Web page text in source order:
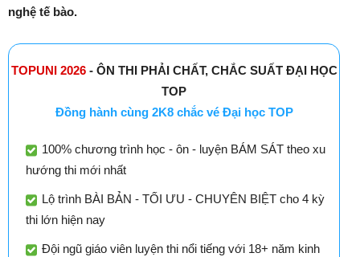
nghệ tế bào.
TOPUNI 2026- ÔN THI PHẢI CHẤT, CHẮC SUẤT ĐẠI HỌC
TOP
Đồng hành cùng 2K8 chắc vé Đại học TOP
100% chương trình học - ôn - luyện BÁM SÁT theo xu
hướng thi mới nhất
Lộ trình BÀI BẢN - TỐI ƯU - CHUYÊN BIỆT cho 4 kỳ
thi lớn hiện nay
Đội ngũ giáo viên luyện thi nổi tiếng với 18+ năm kinh